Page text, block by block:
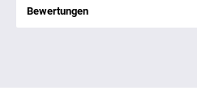
Bewertungen